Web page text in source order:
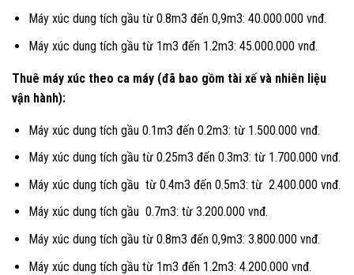
Máy xúc dung tích gầu từ 0.8m3 đến 0,9m3: 40.000.000 vnđ.
Máy xúc dung tích gầu từ 1m3 đến 1.2m3: 45.000.000 vnđ.
Thuê máy xúc theo ca máy (đã bao gồm tài xế và nhiên liệu
vận hành):
Máy xúc dung tích gầu 0.1m3 đến 0.2m3: từ 1.500.000 vnđ.
Máy xúc dung tích gầu từ 0.25m3 đến 0.3m3: từ 1.700.000 vnđ.
Máy xúc dung tích gầu từ 0.4m3 đến 0.5m3: từ 2.400.000 vnđ.
Máy xúc dung tích gầu 0.7m3: từ 3.200.000 vnđ.
Máy xúc dung tích gầu từ 0.8m3 đến 0,9m3: 3.800.000 vnđ.
Máy xúc dung tích gầu từ 1m3 đến 1.2m3: 4.200.000 vnđ.